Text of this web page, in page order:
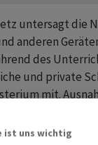
untersagt die
anderen
des
und private
mit.
Betreuung
ist uns wichtig